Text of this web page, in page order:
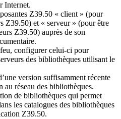
Internet.
Z39.50 « client » (pour
Z39.50) et « serveur » (pour être
Z39.50) auprès de son
configurer celui-ci pour
des bibliothèques utilisant le
’une version suffisamment récente
au réseau des bibliothèques.
de bibliothèques qui permet
les catalogues des bibliothèques
Z39.50.